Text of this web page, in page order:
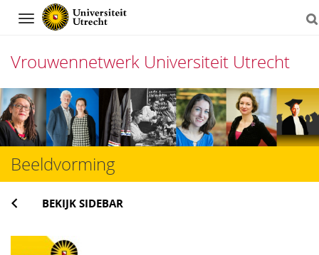
Navigation
Vrouwennetwerk Universiteit Utrecht
Direct
naar
het
inhoud
Beeldvorming
BEKIJK SIDEBAR